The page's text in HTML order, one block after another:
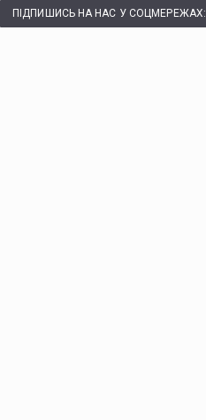
ПІДПИШИСЬ НА НАС У СОЦМЕРЕЖАХ: